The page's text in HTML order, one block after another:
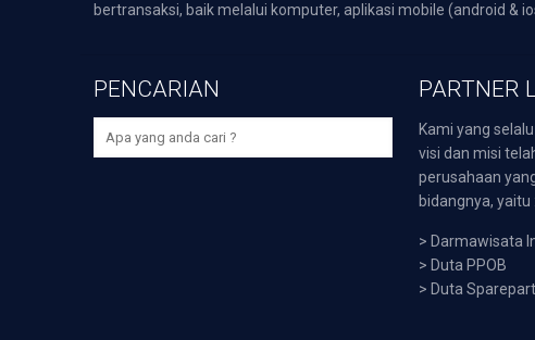
bertransaksi, baik melalui komputer, aplikasi mobile (android &
PENCARIAN PARTNER
Kami yang
visi dan misi
perusahaan
bidangnya, yaitu :
> Darmawisata
> Duta PPOB
> Duta Sparepart